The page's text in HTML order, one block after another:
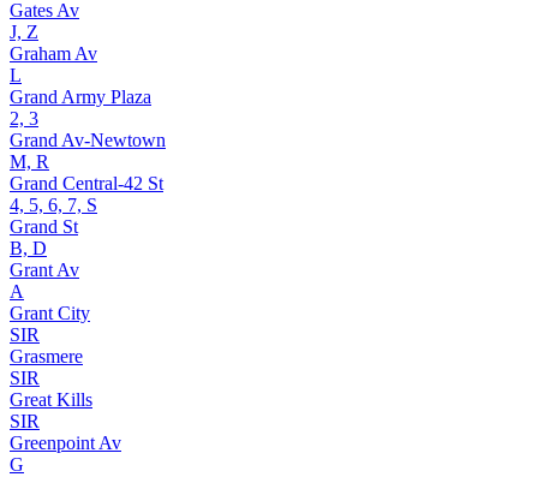
Gates Av
J, Z
Graham Av
L
Grand Army Plaza
2, 3
Grand Av-Newtown
M, R
Grand Central-42 St
4, 5, 6, 7, S
Grand St
B, D
Grant Av
A
Grant City
SIR
Grasmere
SIR
Great Kills
SIR
Greenpoint Av
G